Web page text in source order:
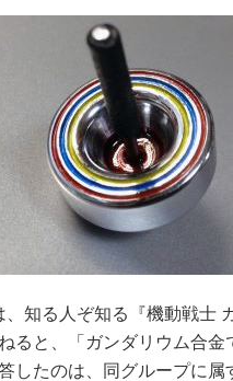
知る人ぞ知る『機動戦士
ると、「ガンダリウム合
したのは、同グループに属